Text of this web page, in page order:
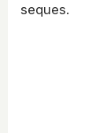
seques.